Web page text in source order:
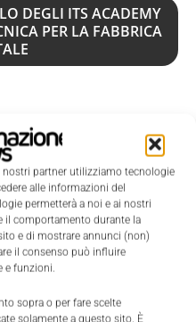
nostri partner utilizziamo tecnologie
alle informazioni del
permetterà a noi e ai nostri
il comportamento durante la
e di mostrare annunci (non)
il consenso può influire
e funzioni.
sopra o per fare scelte
solamente a questo sito. È
DEGLI ITS ACADEMY
PER LA FABBRICA
nuove
in nuove
dichiara di aumentarli